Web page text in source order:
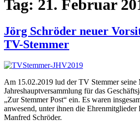
Tag: 21. Februar
Jörg Schröder neuer
TV-Stemmer
Am 15.02.2019 lud der TV Stemmer seine
Jahreshauptversammlung für das
„Zur Stemmer Post“ ein. Es waren
anwesend, unter ihnen die Ehrenmitglieder
Manfred Schröder.